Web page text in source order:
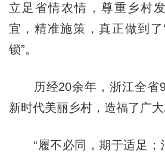
立足省情农情，尊重乡村
宜，精准施策，真正做到
锁”。
历经20余年，浙江全省
新时代美丽乡村，造福了广大
“履不必同，期于适足；